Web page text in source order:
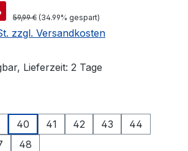
Regulärer Preis:
59,99 € (34.99% gespart)
zzgl. Versandkosten
Lieferzeit: 2 Tage
40 41 42 43
44
48